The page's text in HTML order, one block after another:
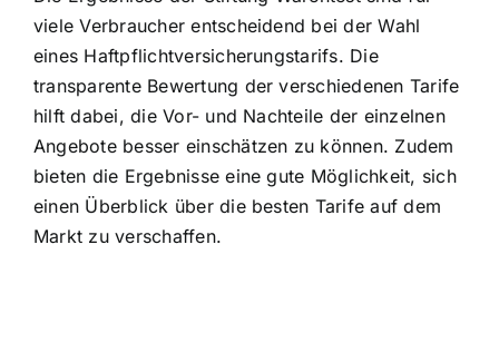
viele Verbraucher entscheidend bei der Wahl
eines Haftpflichtversicherungstarifs. Die
transparente Bewertung der verschiedenen Tarife
hilft dabei, die Vor- und Nachteile der einzelnen
Angebote besser einschätzen zu können. Zudem
bieten die Ergebnisse eine gute Möglichkeit, sich
einen Überblick über die besten Tarife auf dem
Markt zu verschaffen.